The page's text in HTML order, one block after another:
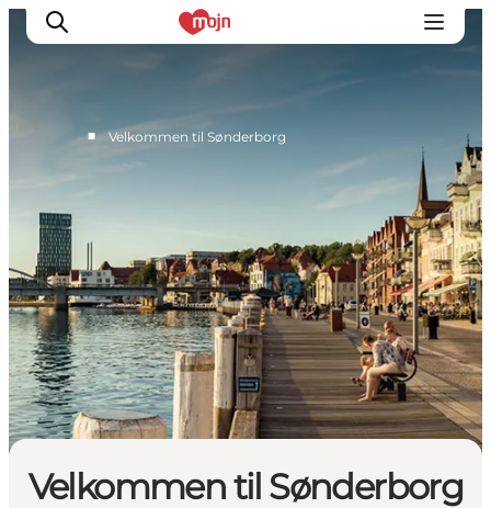
Aktiv sammen
Historie
Natur
Overnatning
Det Sker
Planlæg din tur
■ Velkommen til Sønderborg
Velkommen til Sønderborg